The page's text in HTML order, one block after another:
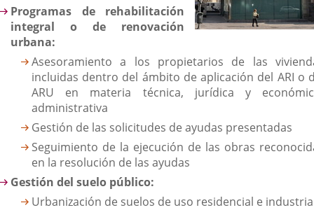
Programas de rehabilitación
integral o de renovación
urbana:
Asesoramiento a los propietarios de las
incluidas dentro del ámbito de aplicación del ARI o
ARU en materia técnica, jurídica y
administrativa
Gestión de las solicitudes de ayudas presentadas
Seguimiento de la ejecución de las obras
en la resolución de las ayudas
Gestión del suelo público:
Urbanización de suelos de uso residencial e